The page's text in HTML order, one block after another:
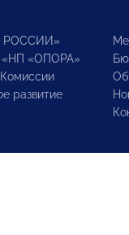
РОССИИ»
«НП «ОПОРА»
развитие